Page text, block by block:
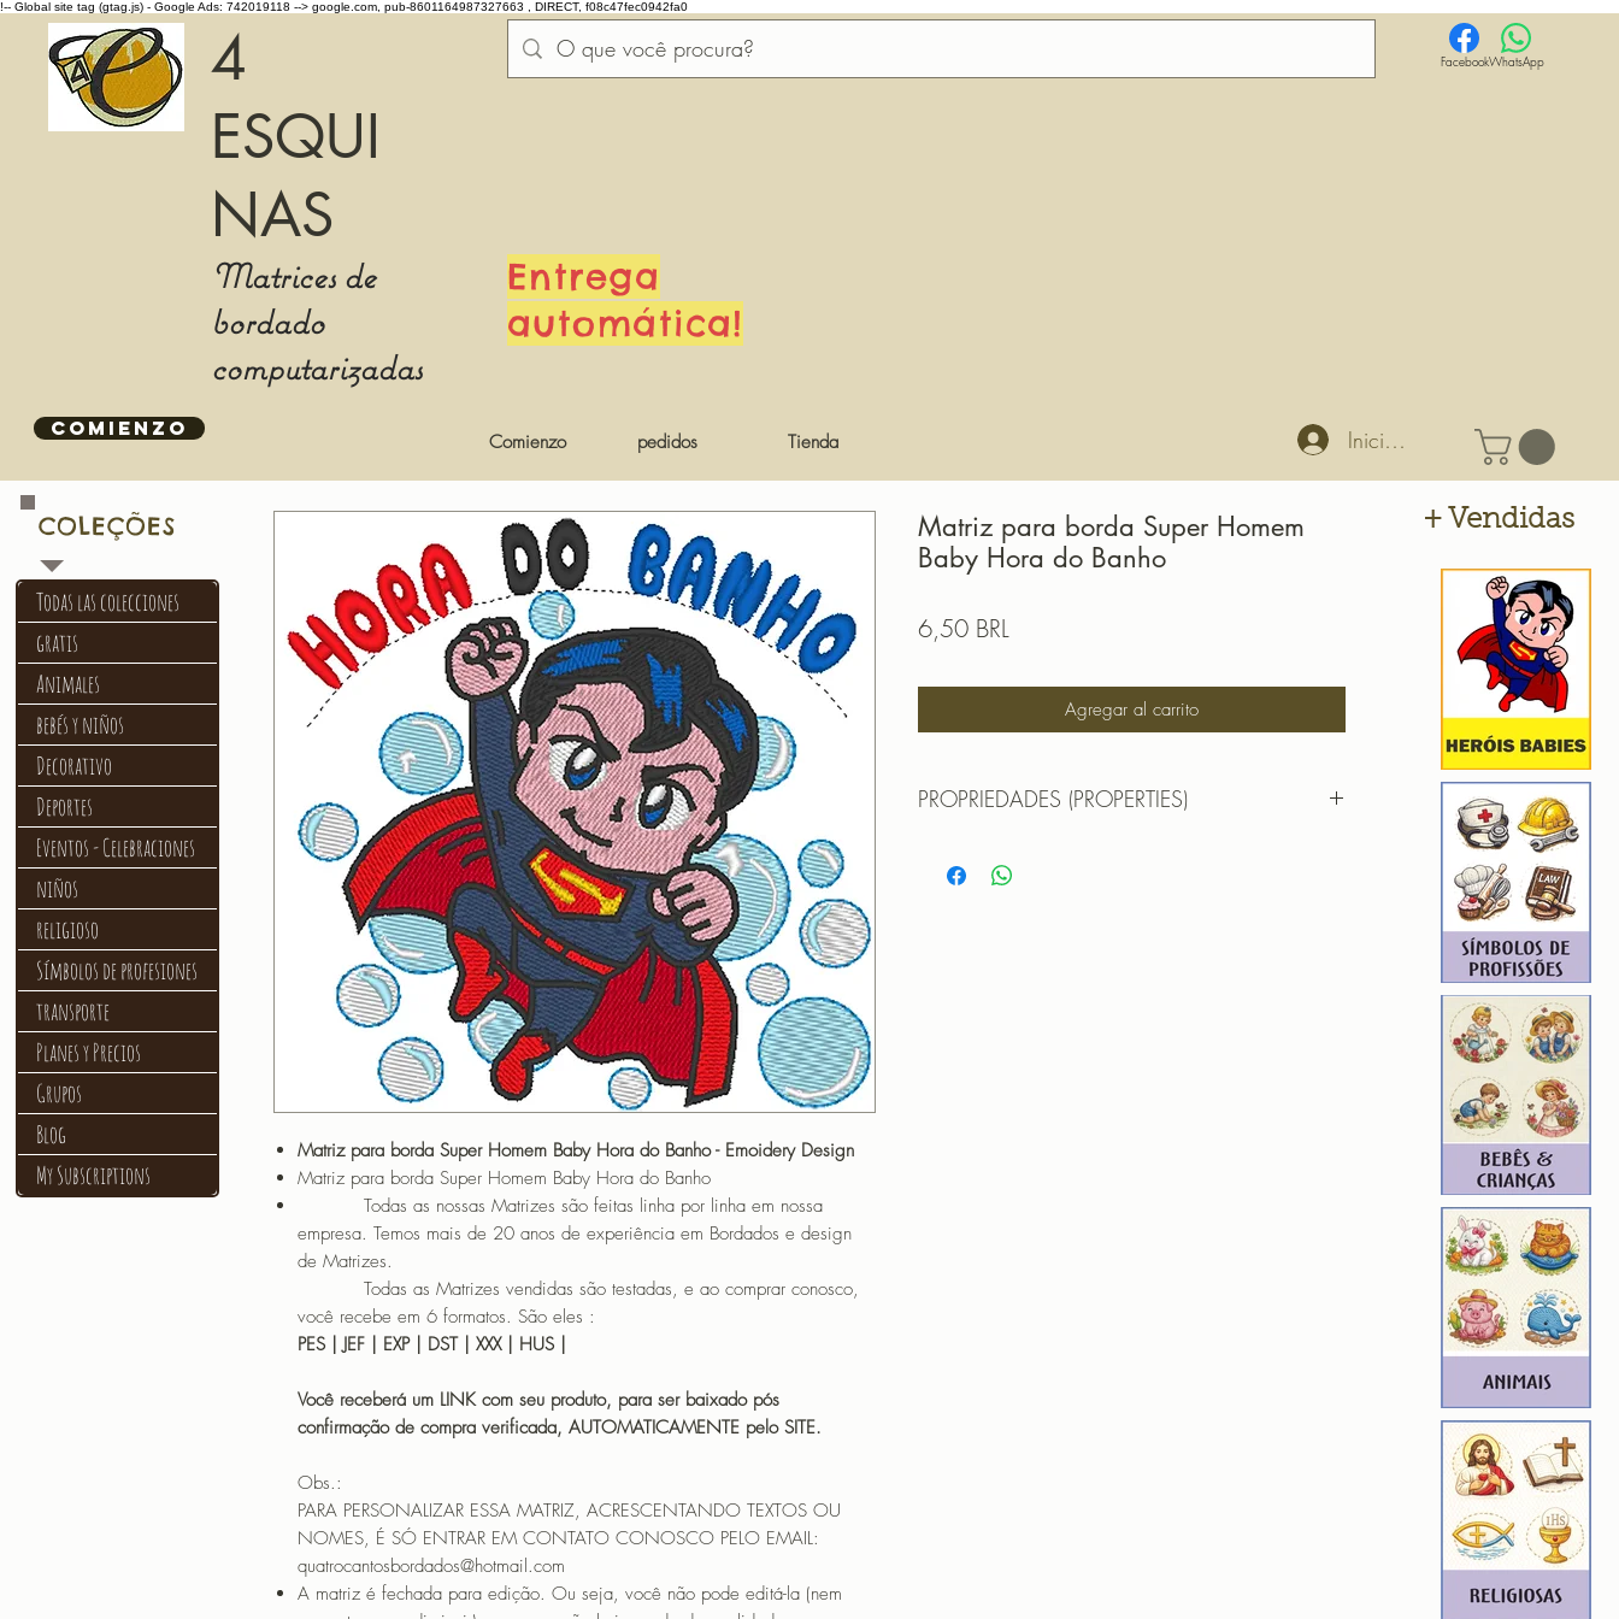
!-- Global site tag (gtag.js) - Google Ads: 742019118 --> google.com, pub-8601164987327663 , DIRECT, f08c47fec0942fa0
4
ESQUI
NAS
Matrices de
bordado
computarizadas
Entrega
automática!
FacebookWhatsApp
COMIENZO
Comienzo pedidos Tienda Iniciar sesión
Matriz para borda Super Homem Baby Hora do Banho - Emoidery Design
Matriz para borda Super Homem Baby Hora do Banho
Todas as nossas Matrizes são feitas linha por linha em nossa
empresa. Temos mais de 20 anos de experiência em Bordados e design
de Matrizes.
Todas as Matrizes vendidas são testadas, e ao comprar conosco,
você recebe em 6 formatos. São eles :
PES | JEF | EXP | DST | XXX | HUS |
Você receberá um LINK com seu produto, para ser baixado pós
confirmação de compra verificada, AUTOMATICAMENTE pelo SITE.
Obs.:
PARA PERSONALIZAR ESSA MATRIZ, ACRESCENTANDO TEXTOS OU
NOMES, É SÓ ENTRAR EM CONTATO CONOSCO PELO EMAIL:
quatrocantosbordados@hotmail.com
A matriz é fechada para edição. Ou seja, você não pode editá-la (nem
Matriz para borda Super Homem
Baby Hora do Banho
6,50 BRL
Agregar al carrito
PROPRIEDADES (PROPERTIES)
Largura - 9,7cm
Todas las colecciones
gratis
Animales
bebés y niños
Decorativo
Deportes
Eventos - Celebraciones
niños
religioso
Símbolos de profesiones
transporte
Planes y Precios
Grupos
Blog
My Subscriptions
COLEÇÕES + Vendidas